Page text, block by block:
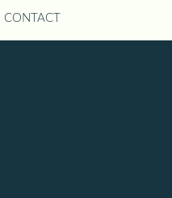
CONTACT